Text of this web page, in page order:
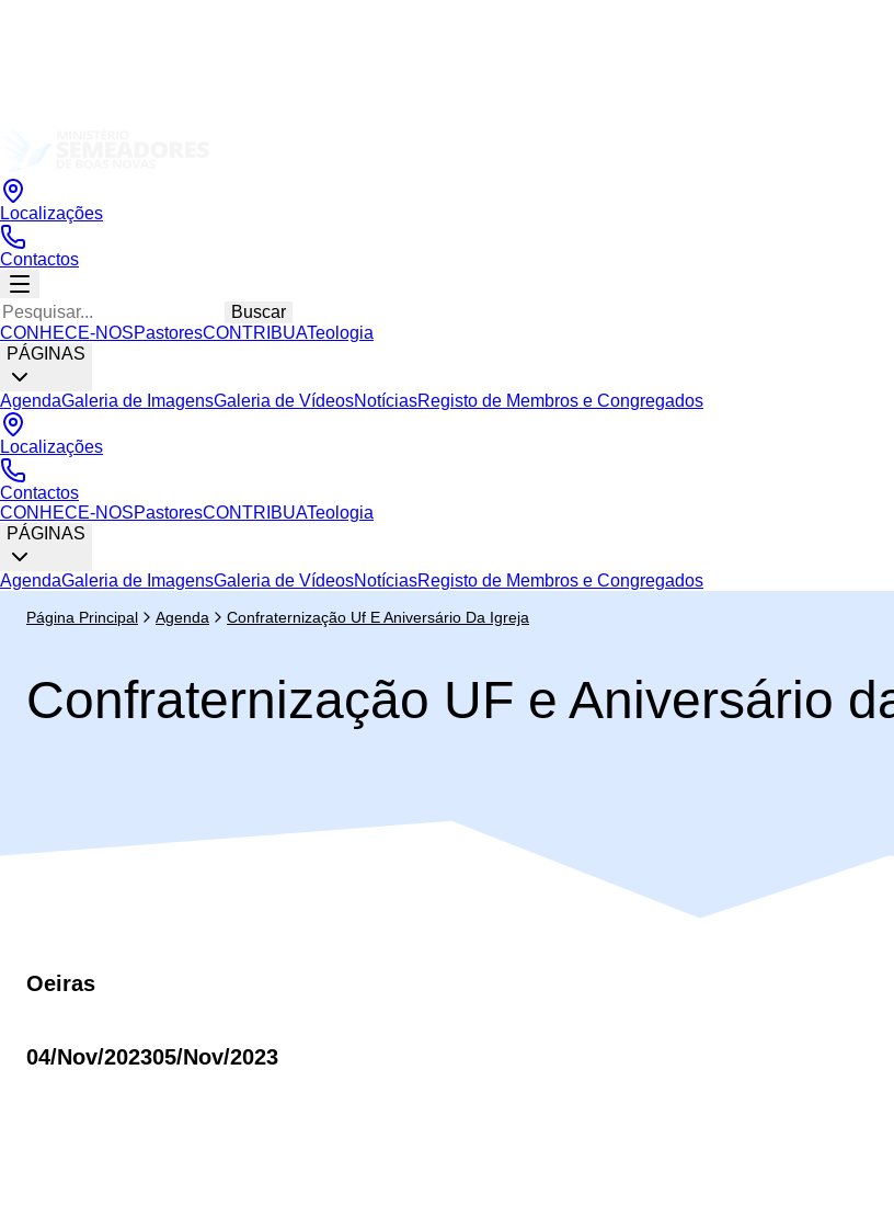
Localizações
Contactos
Buscar
CONHECE-NOSPastoresCONTRIBUATeologia
PÁGINAS
AgendaGaleria de ImagensGaleria de VídeosNotíciasRegisto de Membros e Congregados
Localizações
Contactos
CONHECE-NOSPastoresCONTRIBUATeologia
PÁGINAS
AgendaGaleria de ImagensGaleria de VídeosNotíciasRegisto de Membros e Congregados
Página Principal Agenda Confraternização Uf E Aniversário Da Igreja
Confraternização UF e Aniversário
Oeiras
04/nov/202305/nov/2023